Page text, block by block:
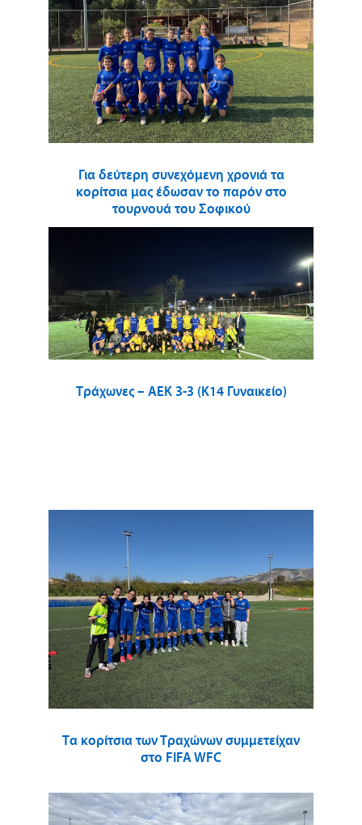
Για δεύτερη συνεχόμενη χρονιά τα
κορίτσια μας έδωσαν το παρόν στο
τουρνουά του Σοφικού
Τράχωνες – ΑΕΚ 3-3 (Κ14 Γυναικείο)
Τα κορίτσια των Τραχώνων συμμετείχαν
στο FIFA WFC